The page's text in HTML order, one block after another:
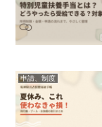
申請、制度